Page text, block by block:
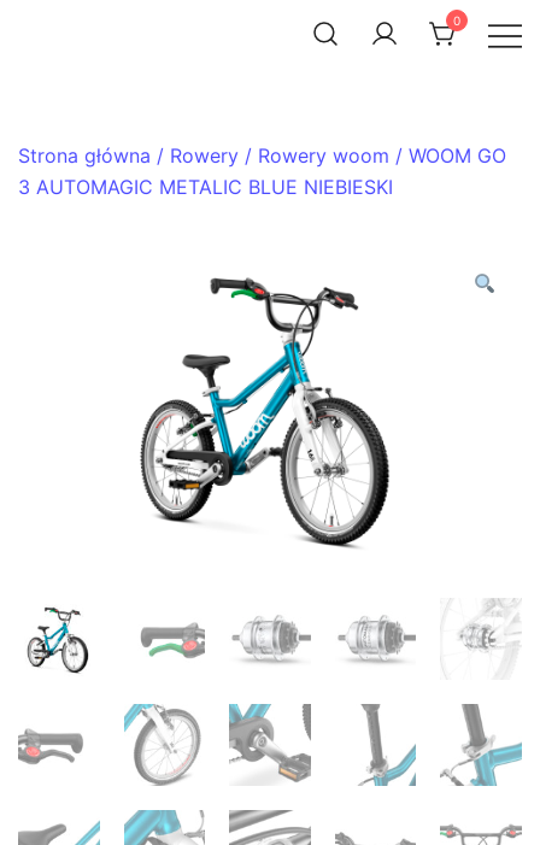
0
Strona główna / Rowery / Rowery woom / WOOM GO
3 AUTOMAGIC METALIC BLUE NIEBIESKI